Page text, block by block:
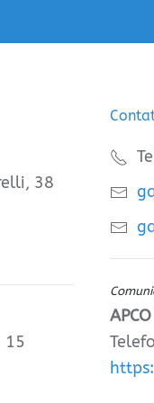
38
15